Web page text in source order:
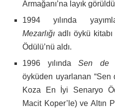
Armağanı’na layık
1994 yılında
Mezarlığı adlı öykü
Ödülü’nü aldı.
1996 yılındaSen de
öyküden uyarlanan “Sen
Koza En İyi Senaryo
Macit Koper’le) ve Altın